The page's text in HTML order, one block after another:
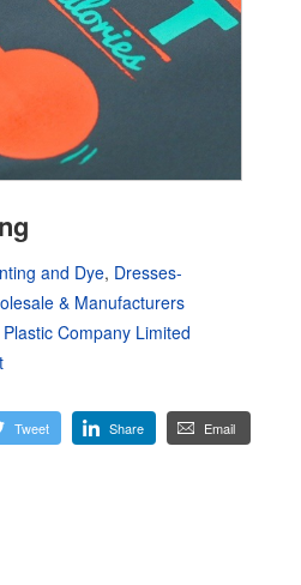
and Dye, Dresses-
& Manufacturers
Company Limited
Tweet Share Email